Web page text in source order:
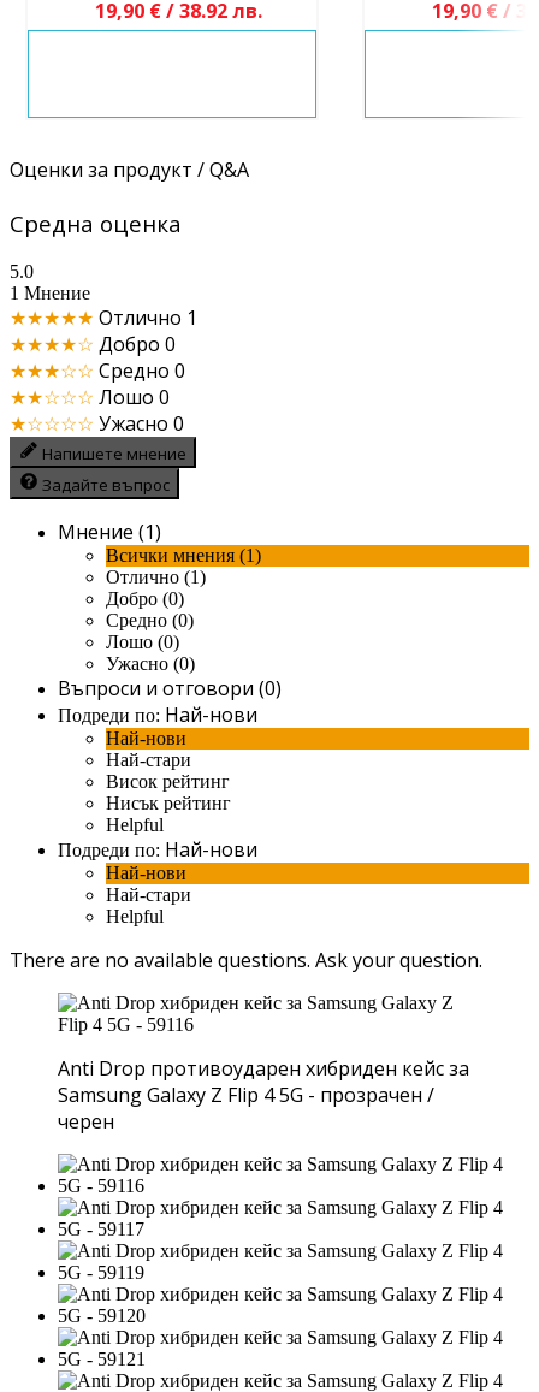
19,90 € / 38.92 лв. 19,90 € /
Оценки за продукт / Q&A
Средна оценка
5.0
1 Мнение
★★★★★ Отлично 1
★★★★☆ Добро 0
★★★☆☆ Средно 0
★★☆☆☆ Лошо 0
★☆☆☆☆ Ужасно 0
Напишете мнение
Задайте въпрос
Мнение (1)
Всички мнения (1)
Отлично (1)
Добро (0)
Средно (0)
Лошо (0)
Ужасно (0)
Въпроси и отговори (0)
Подреди по: Най-нови
Най-нови
Най-стари
Висок рейтинг
Нисък рейтинг
Helpful
Подреди по: Най-нови
Най-нови
Най-стари
Helpful
There are no available questions. Ask your question.
Anti Drop противоударен хибриден кейс за
Samsung Galaxy Z Flip 4 5G - прозрачен /
черен